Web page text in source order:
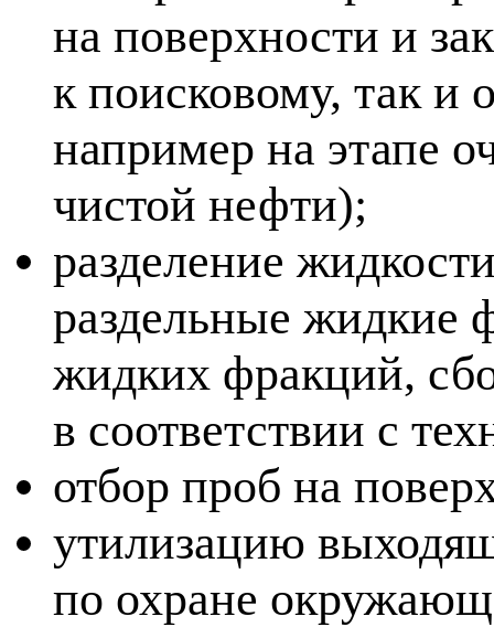
на поверхности и
к поисковому, так
например на этапе
чистой нефти);
разделение
раздельные жидкие
жидких фракций,
в соответствии с
отбор проб на
утилизацию
по охране